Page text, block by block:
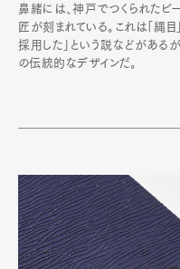
鼻緒には、神戸でつくられたビ
匠が刻まれている。これは「縄
採用した」という説などがある
の伝統的なデザインだ。